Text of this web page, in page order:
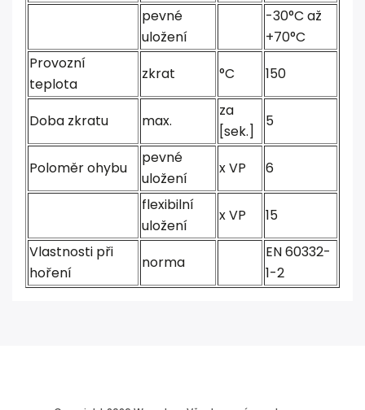
pevné
uložení
-30°C až
+70°C
Provozní
teplota
zkrat °C 150
Doba zkratu max.
za
[sek.]
5
Poloměr ohybu
pevné
uložení
x VP
6
flexibilní
uložení
x VP
15
Vlastnosti při
hoření
norma
EN 60332-
1-2